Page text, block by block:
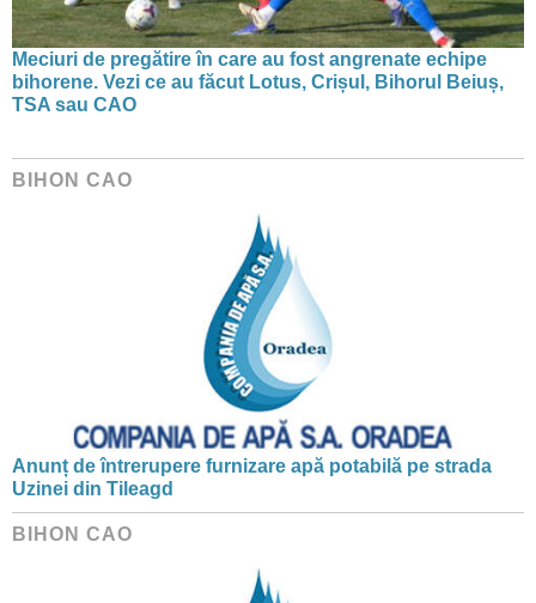
Meciuri de pregătire în care au fost angrenate echipe
bihorene. Vezi ce au făcut Lotus, Crișul, Bihorul Beiuș,
TSA sau CAO
BIHON CAO
Anunț de întrerupere furnizare apă potabilă pe strada
Uzinei din Tileagd
BIHON CAO